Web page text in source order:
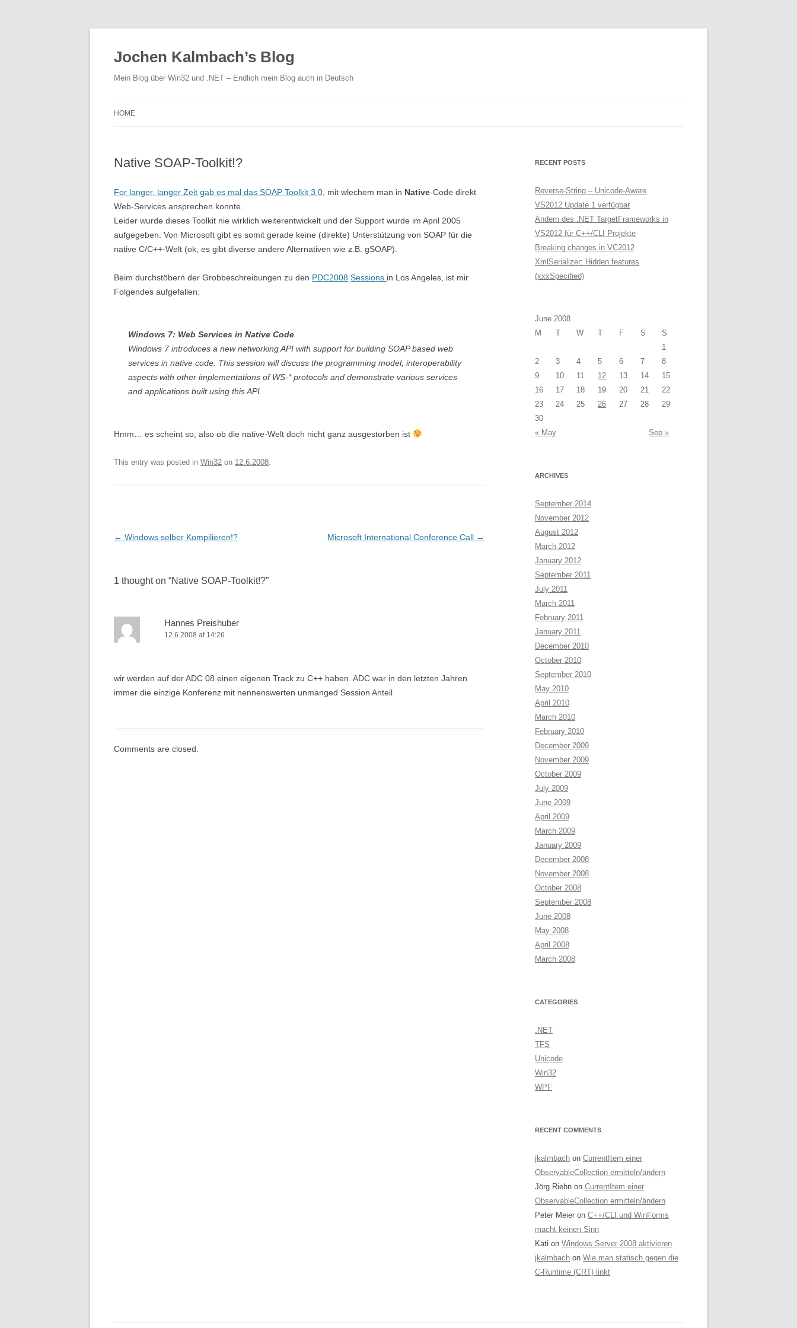
Jochen Kalmbach’s Blog
Mein Blog über Win32 und .NET – Endlich mein Blog auch in Deutsch
HOME
Native SOAP-Toolkit!?
For langer, langer Zeit gab es mal das SOAP Toolkit 3.0 , mit wlechem man in Native-Code direkt
Web-Services ansprechen konnte.
Leider wurde dieses Toolkit nie wirklich weiterentwickelt und der Support wurde im April 2005
aufgegeben. Von Microsoft gibt es somit gerade keine (direkte) Unterstützung von SOAP für die
native C/C++-Welt (ok, es gibt diverse andere Alternativen wie z.B. gSOAP).
Beim durchstöbern der Grobbeschreibungen zu den PDC2008 Sessions in Los Angeles, ist mir
Folgendes aufgefallen:
Windows 7: Web Services in Native Code
Windows 7 introduces a new networking API with support for building SOAP based web
services in native code. This session will discuss the programming model, interoperability
aspects with other implementations of WS-* protocols and demonstrate various services
and applications built using this API.
Hmm… es scheint so, also ob die native-Welt doch nicht ganz ausgestorben ist
This entry was posted in Win32 on 12.6.2008.
Post
← Windows selber Kompilieren!? Microsoft International Conference Call →
1 thought on “Native SOAP-Toolkit!?”
Hannes Preishuber
12.6.2008 at 14:26
wir werden auf der ADC 08 einen eigenen Track zu C++ haben. ADC war in den letzten Jahren
immer die einzige Konferenz mit nennenswerten unmanged Session Anteil
Comments are closed.
RECENT POSTS
Reverse-String – Unicode-Aware
VS2012 Update 1 verfügbar
Ändern des .NET TargetFrameworks in
VS2012 für C++/CLI Projekte
Breaking changes in VC2012
XmlSerializer: Hidden features
(xxxSpecified)
June 2008
M
T W T F S
S
1
2
3 4 5 6 7
8
9
10 11 12 13 14
15
16
17 18 19 20 21
22
23
24 25 26 27 28
29
30
« May
Sep »
ARCHIVES
September 2014
November 2012
August 2012
March 2012
January 2012
September 2011
July 2011
March 2011
February 2011
January 2011
December 2010
October 2010
September 2010
May 2010
April 2010
March 2010
February 2010
December 2009
November 2009
October 2009
July 2009
June 2009
April 2009
March 2009
January 2009
December 2008
November 2008
October 2008
September 2008
June 2008
May 2008
April 2008
March 2008
CATEGORIES
.NET
TFS
Unicode
Win32
WPF
RECENT COMMENTS
jkalmbach on CurrentItem einer
ObservableCollection ermitteln/ändern
Jörg Riehn on CurrentItem einer
ObservableCollection ermitteln/ändern
Peter Meier on C++/CLI und WinForms
macht keinen Sinn
Kati on Windows Server 2008 aktivieren
jkalmbach on Wie man statisch gegen die
C-Runtime (CRT) linkt